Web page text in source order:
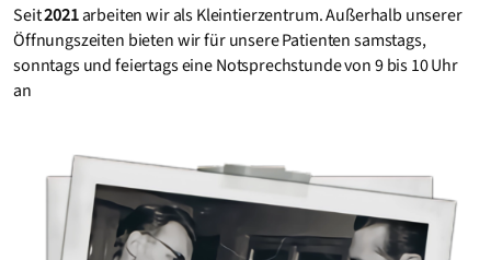
Seit2021arbeiten wir als Kleintierzentrum. Außerhalb unserer
Öffnungszeiten bieten wir für unsere Patienten samstags,
sonntags und feiertags eine Notsprechstunde von 9 bis 10 Uhr
an